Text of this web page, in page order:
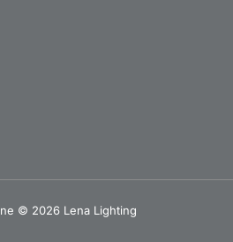
© 2026 Lena Lighting